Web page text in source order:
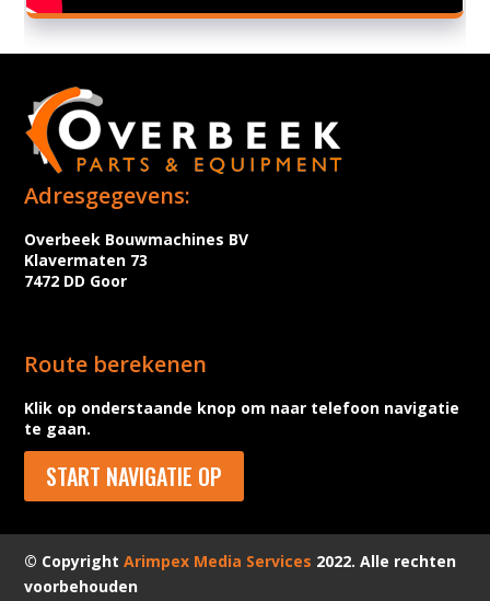
Adresgegevens:
Overbeek Bouwmachines BV
Klavermaten 73
7472 DD Goor
Route berekenen
Klik op onderstaande knop om naar telefoon navigatie
te gaan.
START NAVIGATIE OP
© CopyrightArimpex Media Services 2022. Alle rechten
voorbehouden